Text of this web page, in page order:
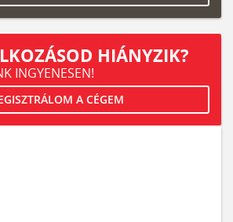
HIÁNYZIK?
INGYENESEN!
A CÉGEM